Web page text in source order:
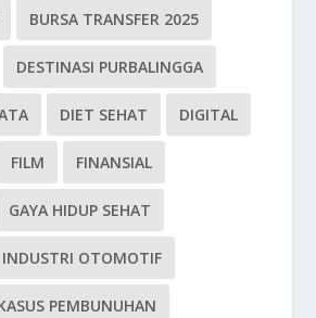
BURSA TRANSFER 2025
DESTINASI PURBALINGGA
DIET SEHAT DIGITAL
FILM FINANSIAL
GAYA HIDUP SEHAT
INDUSTRI OTOMOTIF
PEMBUNUHAN